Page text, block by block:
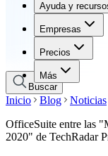
Ayuda y
Empresas
Precios
Más
Ayuda y
Empresas
Precios
Buscar
Inicio Blog
Noticias
OfficeSuite entre las
2020" de TechRadar